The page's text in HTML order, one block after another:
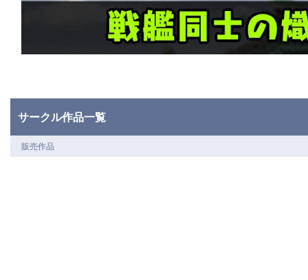
サークル作品一覧
販売作品